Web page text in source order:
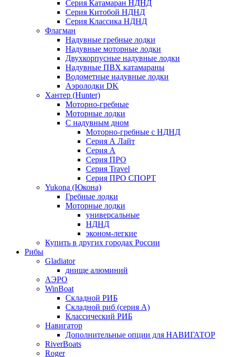
Серия Катамаран НДНД
Серия Китобой НДНД
Серия Классика НДНД
Флагман
Надувные гребные лодки
Надувные моторные лодки
Двухкорпусные надувные лодки
Надувные ПВХ катамараны
Водометные надувные лодки
Аэролодки DK
Хантер (Hunter)
Моторно-гребные
Моторные лодки
С надувным дном
Моторно-гребные с НДНД
Серия А Лайт
Серия А
Серия ПРО
Серия Travel
Серия ПРО СПОРТ
Yukona (Юкона)
Гребные лодки
Моторные лодки
универсальные
НДНД
эконом-легкие
Купить в других городах России
Рибы
Gladiator
днище алюминий
АЭРО
WinBoat
Складной РИБ
Складной риб (серия А)
Классический РИБ
Навигатор
Дополнительные опции для НАВИГАТОР
RiverBoats
Roger